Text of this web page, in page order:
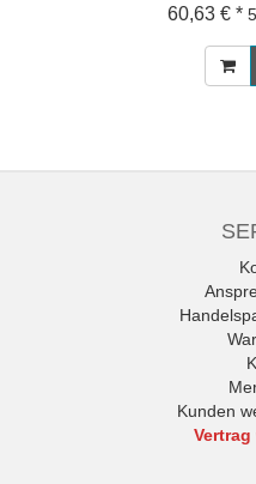
60,63 € *
Kunden